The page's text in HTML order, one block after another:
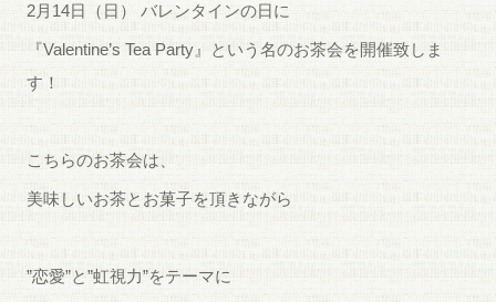
2月14日（日） バレンタインの日に
『Valentine’s Tea Party』という名のお茶会を開催致しま
す！
こちらのお茶会は、
美味しいお茶とお菓子を頂きながら
”恋愛”と”虹視力”をテーマに